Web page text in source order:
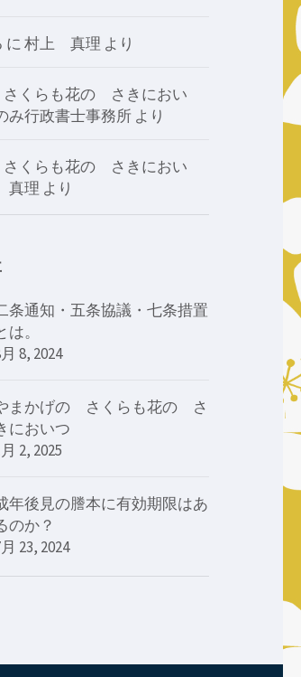
に村上 真理 より
くらも花の さきにおい
み行政書士事務所 より
くらも花の さきにおい
理 より
条通知・五条協議・七条措置
は。
8, 2024
まかげの さくらも花の さ
においつゝ
2, 2025
年後見の謄本に有効期限はあ
のか？
23, 2024